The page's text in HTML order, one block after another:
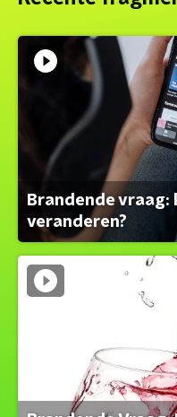
Brandende vraag:
veranderen?